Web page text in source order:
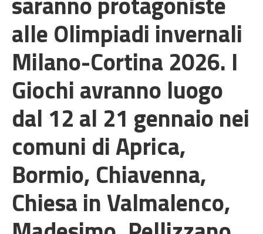
alle Olimpiadi invernali
Milano-Cortina 2026. I
Giochi avranno luogo
dal 12 al 21 gennaio nei
comuni di Aprica,
Bormio, Chiavenna,
Chiesa in Valmalenco,